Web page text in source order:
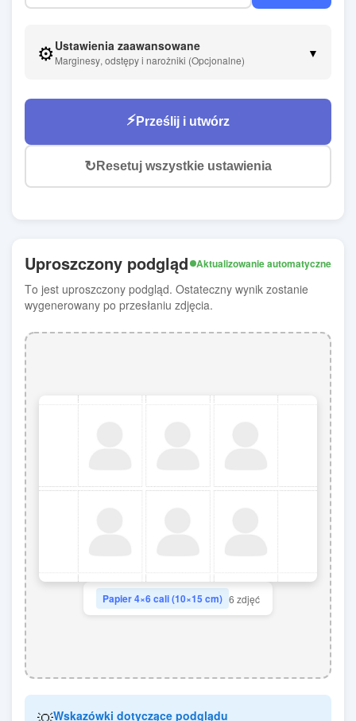
⚙️Ustawienia zaawansowane
Marginesy, odstępy i narożniki (Opcjonalne) ▼
⚡Prześlij i utwórz
↻ Resetuj wszystkie ustawienia
Uproszczony podgląd Aktualizowanie automatyczne
To jest uproszczony podgląd. Ostateczny wynik zostanie
wygenerowany po przesłaniu zdjęcia.
Papier 4×6 cali (10×15 cm) 6 zdjęć
Wskazówki dotyczące podglądu